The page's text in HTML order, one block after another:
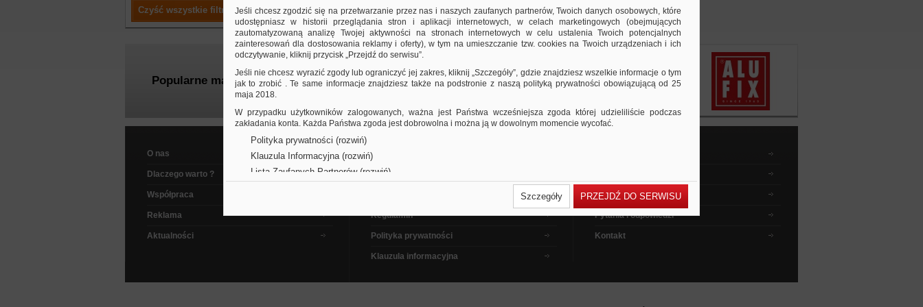
Czyść wszystkie filtry
Popularne marki
O nas
Dlaczego warto ?
Współpraca
Reklama
Aktualności
Dla kupujących
Dla sprzedających
Regulamin
Polityka prywatności
Klauzula informacyjna
Filmy instruktażowe
Pytania i odpowiedzi
Kontakt
Jeśli chcesz zgodzić się na przetwarzanie przez nas i naszych zaufanych partnerów, Twoich danych osobowych, które
udostępniasz w historii przeglądania stron i aplikacji internetowych, w celach marketingowych (obejmujących
zautomatyzowaną analizę Twojej aktywności na stronach internetowych w celu ustalenia Twoich potencjalnych
zainteresowań dla dostosowania reklamy i oferty), w tym na umieszczanie tzw. cookies na Twoich urządzeniach i ich
odczytywanie, kliknij przycisk „Przejdź do serwisu”.
Jeśli nie chcesz wyrazić zgody lub ograniczyć jej zakres, kliknij „Szczegóły”, gdzie znajdziesz wszelkie informacje o tym
jak to zrobić . Te same informacje znajdziesz także na podstronie z naszą polityką prywatności obowiązującą od 25
maja 2018.
W przypadku użytkowników zalogowanych, ważna jest Państwa wcześniejsza zgoda której udzieliliście podczas
zakładania konta. Każda Państwa zgoda jest dobrowolna i można ją w dowolnym momencie wycofać.
Polityka prywatności (rozwiń)
Klauzula Informacyjna (rozwiń)
Lista Zaufanych Partnerów (rozwiń)
Szczegóły PRZEJDŹ DO SERWISU